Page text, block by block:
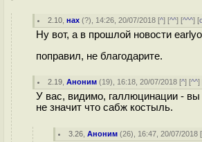
2.10 ,нах (?), 14:26, 20/07/2018 [^] [^^] [^^^] [
Ну вот, а в прошлой новости
поправил, не благодарите.
2.19 ,Аноним (19), 16:18, 20/07/2018 [^] [^^]
У вас, видимо, галлюцинации - вы
не значит что сабж костыль.
3.26 ,Аноним (26), 16:47, 20/07/2018 [